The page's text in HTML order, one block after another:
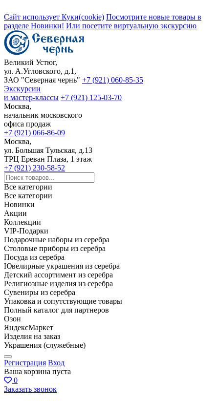
Сайт использует Куки(cookie) Посмотрите новые товары в
разделе Новинки! Или посетите виртуальную экскурсию
Великий Устюг,
ул. А.Угловского, д.1,
ЗАО "Северная чернь" +7 (921) 060-85-35
Экскурсии
и мастер-классы +7 (921) 125-03-70
Москва,
начальник московского
офиса продаж
+7 (921) 066-86-09
Москва,
ул. Большая Тульская, д.13
ТРЦ Ереван Плаза, 1 этаж
+7 (921) 230-58-52
Все категории
Все категории
Новинки
Акции
Коллекции
VIP-Подарки
Подарочные наборы из серебра
Столовые приборы из серебра
Посуда из серебра
Ювелирные украшения из серебра
Детский ассортимент из серебра
Религиозные изделия из серебра
Сувениры из серебра
Упаковка и сопутствующие товары
Полный каталог для партнеров
Озон
ЯндексМаркет
Изделия на заказ
Украшения (служебные)
Регистрация Вход
Ваша корзина пуста
0
Заказать звонок